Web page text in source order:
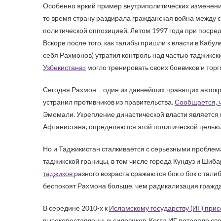
Особенно яркий пример внутриполитических
то время страну раздирала гражданская война между
политической оппозицией. Летом 1997 года при
Вскоре после того, как талибы пришли к власти в
себя Рахмонов) утратил контроль над частью
Узбекистана» могло тренировать своих боевиков и
Сегодня Рахмон – один из давнейших правящих
устранил противников из правительства.Сообщается,
Эмомали. Укрепление династической власти
Афганистана, определяются этой политической целью.
Но и Таджикистан сталкивается с серьезными
таджикской границы, в том числе города Кундуз и
таджиков разного возраста сражаются бок о бок с
беспокоят Рахмона больше, чем радикализация
В середине 2010-х к Исламскому государству (ИГ)